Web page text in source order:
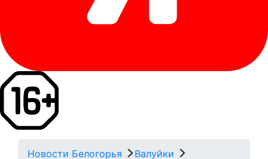
Новости Белогорья Валуйки